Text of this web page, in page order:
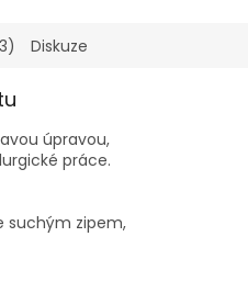
Diskuze
úpravou,
práce.
suchým zipem,